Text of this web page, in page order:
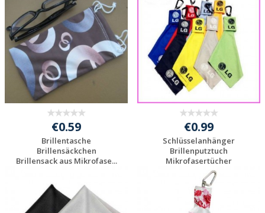
€0.59
Brillentasche
Brillensäckchen
Brillensack aus Mikrofase...
Angebot anfordern
€0.99
Schlüsselanhänger
Brillenputztuch
Mikrofasertücher
Individuelles
Angebot anfordern